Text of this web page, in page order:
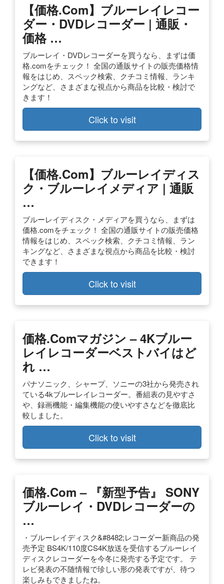
【価格.com】ブルーレイレコー
ダー・DVDレコーダー | 通販・
価格 …
ブルーレイ・DVDレコーダーを買うなら、まずは価
格.comをチェック！ 全国の通販サイトの販売価格情
報をはじめ、スペック検索、クチコミ情報、ランキ
ングなど、さまざまな視点から商品を比較・検討で
きます！
Click to visit
【価格.com】ブルーレイディス
ク・ブルーレイメディア | 通販
…
ブルーレイディスク・メディアを買うなら、まずは
価格.comをチェック！ 全国の通販サイトの販売価格
情報をはじめ、スペック検索、クチコミ情報、ラン
キングなど、さまざまな視点から商品を比較・検討
できます！
Click to visit
価格.comマガジン – 4Kブルー
レイレコーダーベストバイはど
れ …
パナソニック、シャープ、ソニーの3社から発売され
ている4kブルーレイレコーダー。番組表の見やすさ
や、録画機能・編集機能の使いやすさなどを徹底比
較しました。
Click to visit
価格.com – 『新型予告』 SONY
ブルーレイ・DVDレコーダーの
…
・ブルーレイディスク&#8482;レコーダー新商品の発
売予定 BS4K/110度CS4K放送を受信するブルーレイ
ディスクレコーダーを今冬に発売する予定です。 テ
レビ発表の不随情報で珍しい形の発表ですが、待つ
楽しみもできましたね。